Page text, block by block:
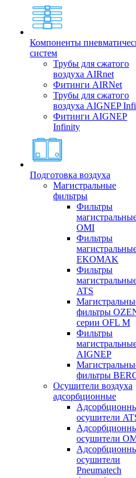
Компоненты
систем
Трубы для сжатого
воздуха AIRnet
Фитинги AIRNet
Трубы для сжатого
воздуха AIGNEP
Фитинги AIGNEP
Infinity
Подготовка воздуха
Магистральные
фильтры
Фильтры
OMI
Фильтры
EKOMAK
Фильтры
ATS
фильтры
серии OFL M
Фильтры
AIGNEP
фильтры
Осушители воздуха
адсорбционные
осушители
осушители
осушители
Pneumatech